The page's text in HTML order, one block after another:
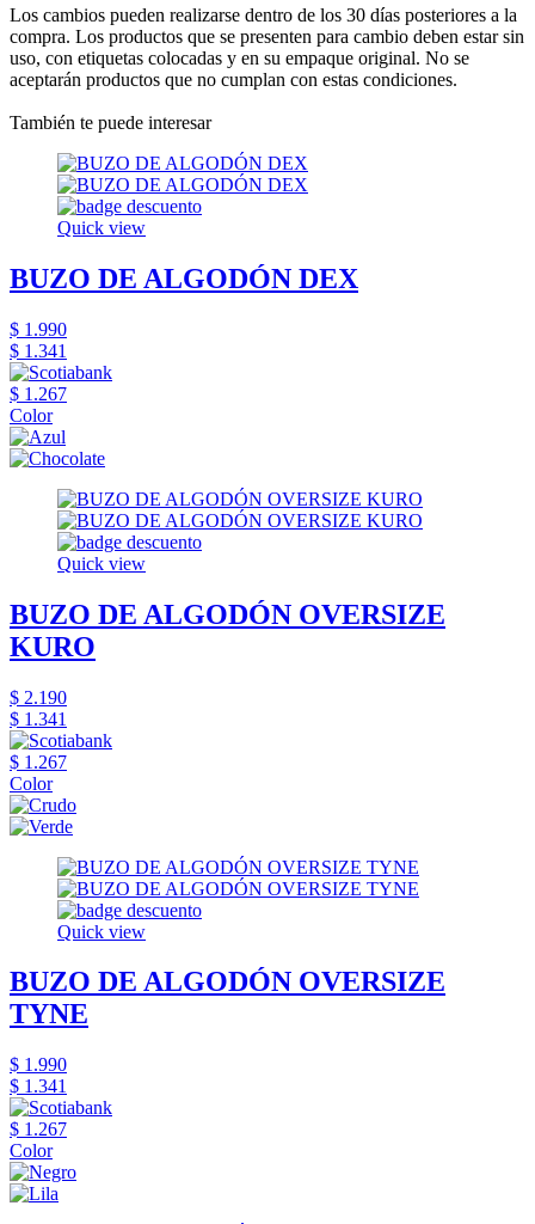
Los cambios pueden realizarse dentro de los 30 días posteriores a la
compra. Los productos que se presenten para cambio deben estar sin
uso, con etiquetas colocadas y en su empaque original. No se
aceptarán productos que no cumplan con estas condiciones.
También te puede interesar
Quick view
BUZO DE ALGODÓN DEX
$ 1.990
$ 1.341
$ 1.267
Color
Quick view
BUZO DE ALGODÓN OVERSIZE
KURO
$ 2.190
$ 1.341
$ 1.267
Color
Quick view
BUZO DE ALGODÓN OVERSIZE
TYNE
$ 1.990
$ 1.341
$ 1.267
Color